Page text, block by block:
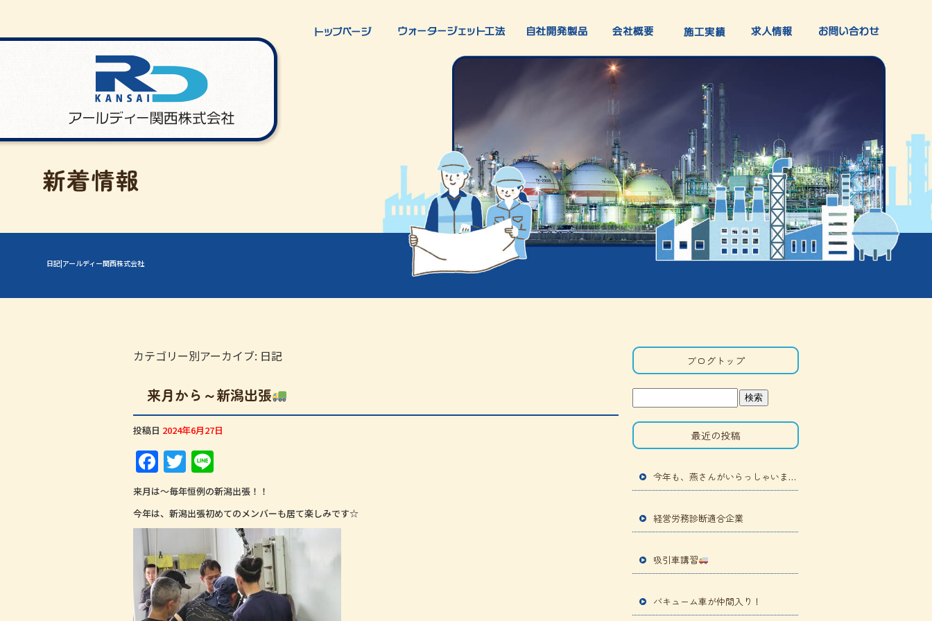
日記|アールディー関西株式会社
カテゴリー別アーカイブ: 日記
来月から～新潟出張
投稿日 2024年6月27日
F
a
c
e
b
o
o
T
w
it
te
r
n
e
来月は～毎年恒例の新潟出張！！
今年は、新潟出張初めてのメンバーも居て楽しみです☆
ブログトップ
最近の投稿
今年も、燕さんがいらっしゃいました
経営労務診断適合企業
吸引車講習
バキューム車が仲間入り！